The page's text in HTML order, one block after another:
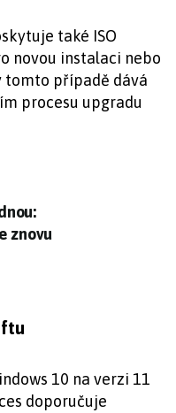
také ISO
novou instalaci nebo
tomto případě dává
procesu upgradu
nezoufejte, jsou
znovu
10 na verzi 11
doporučuje